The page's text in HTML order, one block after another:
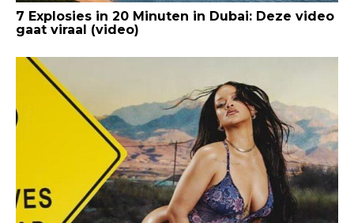
7 Explosies in 20 Minuten in Dubai: Deze video
gaat viraal (video)